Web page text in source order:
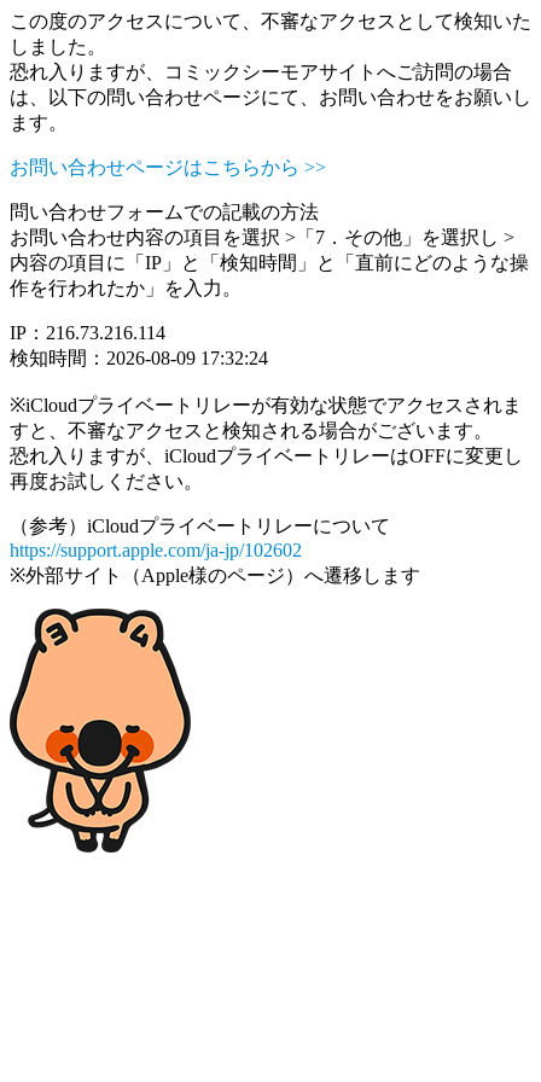
この度のアクセスについて、不審なアクセスとして検知いた
しました。
恐れ入りますが、コミックシーモアサイトへご訪問の場合
は、以下の問い合わせページにて、お問い合わせをお願いし
ます。
お問い合わせページはこちらから >>
問い合わせフォームでの記載の方法
お問い合わせ内容の項目を選択 >「7．その他」を選択し >
内容の項目に「IP」と「検知時間」と「直前にどのような操
作を行われたか」を入力。
IP：216.73.216.114
検知時間：2026-08-09 17:32:24
※iCloudプライベートリレーが有効な状態でアクセスされま
すと、不審なアクセスと検知される場合がございます。
恐れ入りますが、iCloudプライベートリレーはOFFに変更し
再度お試しください。
（参考）iCloudプライベートリレーについて
https://support.apple.com/ja-jp/102602
※外部サイト（Apple様のページ）へ遷移します